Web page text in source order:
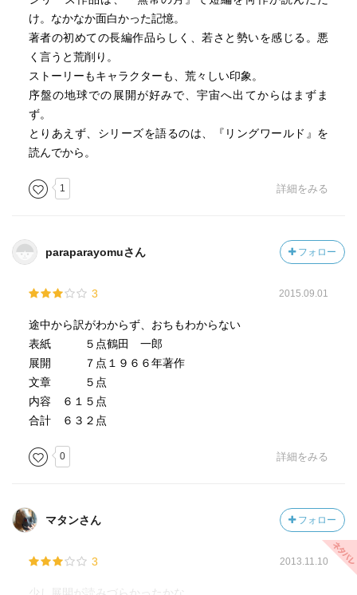
け。なかなか面白かった記憶。
著者の初めての長編作品らしく、若さと勢いを感じる。悪
く言うと荒削り。
ストーリーもキャラクターも、荒々しい印象。
序盤の地球での展開が好みで、宇宙へ出てからはまずま
ず。
とりあえず、シリーズを語るのは、『リングワールド』を
読んでから。
1 詳細をみる
paraparayomuさん フォロー
3 2015.09.01
途中から訳がわからず、おちもわからない
表紙 ５点鶴田 一郎
展開 ７点１９６６年著作
文章 ５点
内容 ６１５点
合計 ６３２点
0 詳細をみる
マタンさん フォロー
3 2013.11.10